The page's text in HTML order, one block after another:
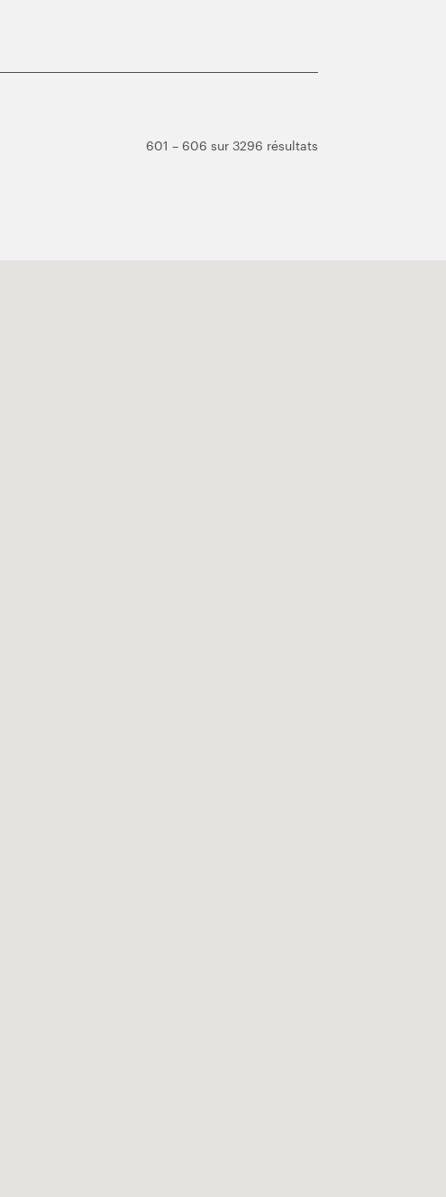
601 – 606 sur 3296 résultats